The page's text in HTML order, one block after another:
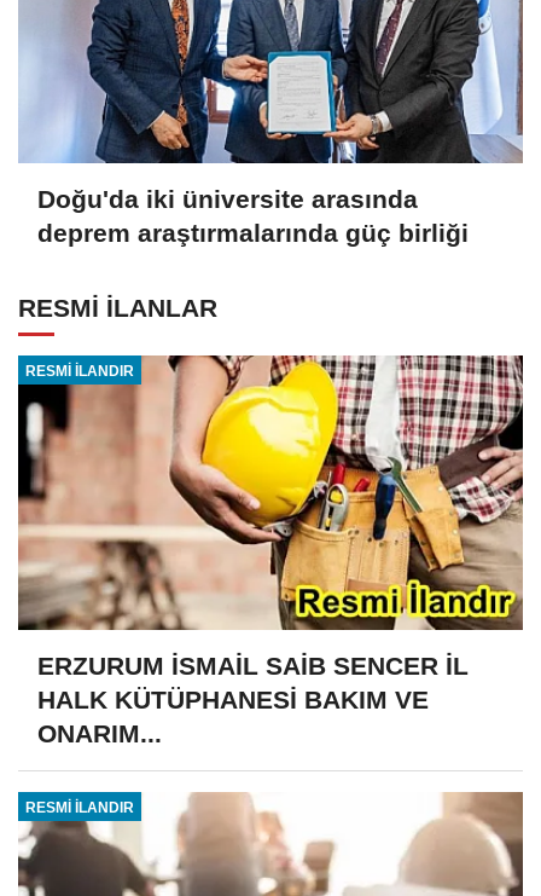
Doğu'da iki üniversite arasında
deprem araştırmalarında güç birliği
RESMİ İLANLAR
RESMİ İLANDIR
ERZURUM İSMAİL SAİB SENCER İL
HALK KÜTÜPHANESİ BAKIM VE
ONARIM...
RESMİ İLANDIR